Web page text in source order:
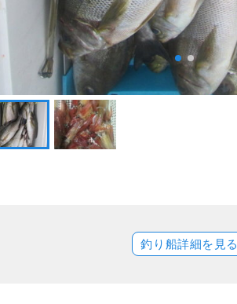
釣り船詳細を見る